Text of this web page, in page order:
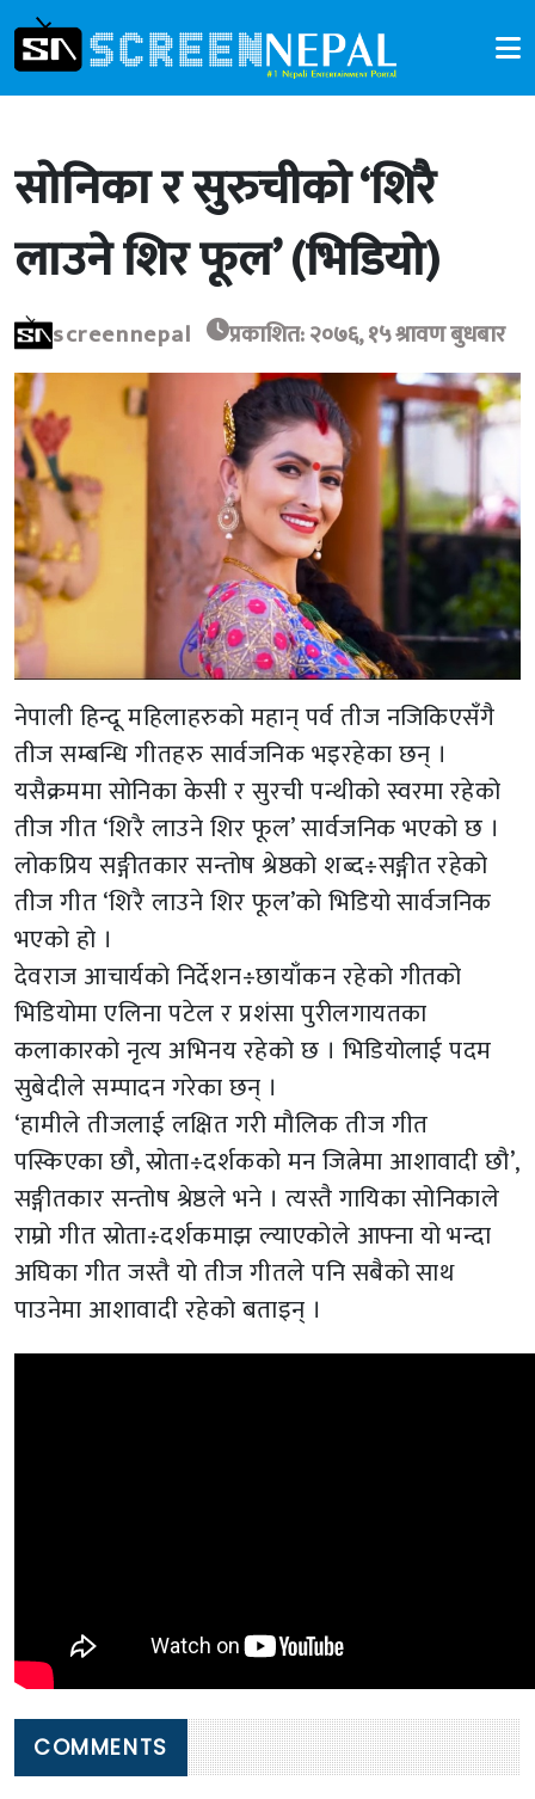
सोनिका र सुरुचीको ‘शिरै
लाउने शिर फूल’ (भिडियो)
screennepal प्रकाशित: २०७६, १५ श्रावण बुधबार
नेपाली हिन्दू महिलाहरुको महान् पर्व तीज नजिकिएसँगै
तीज सम्बन्धि गीतहरु सार्वजनिक भइरहेका छन् ।
यसैक्रममा सोनिका केसी र सुरची पन्थीको स्वरमा रहेको
तीज गीत ‘शिरै लाउने शिर फूल’ सार्वजनिक भएको छ ।
लोकप्रिय सङ्गीतकार सन्तोष श्रेष्ठको शब्द÷सङ्गीत रहेको
तीज गीत ‘शिरै लाउने शिर फूल’को भिडियो सार्वजनिक
भएको हो ।
देवराज आचार्यको निर्देशन÷छायाँकन रहेको गीतको
भिडियोमा एलिना पटेल र प्रशंसा पुरीलगायतका
कलाकारको नृत्य अभिनय रहेको छ । भिडियोलाई पदम
सुबेदीले सम्पादन गरेका छन् ।
‘हामीले तीजलाई लक्षित गरी मौलिक तीज गीत
पस्किएका छौ, स्रोता÷दर्शकको मन जित्नेमा आशावादी छौ’,
सङ्गीतकार सन्तोष श्रेष्ठले भने । त्यस्तै गायिका सोनिकाले
राम्रो गीत स्रोता÷दर्शकमाझ ल्याएकोले आफ्ना यो भन्दा
अघिका गीत जस्तै यो तीज गीतले पनि सबैको साथ
पाउनेमा आशावादी रहेको बताइन् ।
COMMENTS